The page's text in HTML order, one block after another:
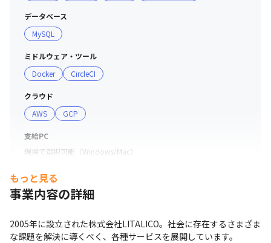
データベース
MySQL
ミドルウェア・ツール
Docker
CircleCI
クラウド
AWS
GCP
支給PC
現場で選択可能（Windows/Mac）
もっと見る
事業内容の詳細
2005年に設立された株式会社LITALICO。社会に存在するさまざま
な課題を解決に導くべく、各種サービスを展開しています。